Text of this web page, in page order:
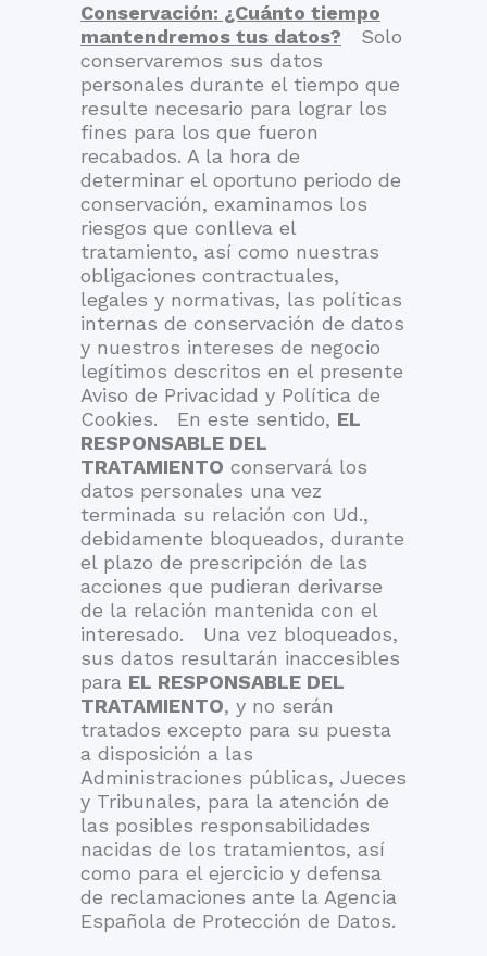
Conservación: ¿Cuánto tiempo
mantendremos tus datos? Solo
conservaremos sus datos
personales durante el tiempo que
resulte necesario para lograr los
fines para los que fueron
recabados. A la hora de
determinar el oportuno periodo de
conservación, examinamos los
riesgos que conlleva el
tratamiento, así como nuestras
obligaciones contractuales,
legales y normativas, las políticas
internas de conservación de datos
y nuestros intereses de negocio
legítimos descritos en el presente
Aviso de Privacidad y Política de
Cookies. En este sentido, EL
RESPONSABLE DEL
TRATAMIENTO conservará los
datos personales una vez
terminada su relación con Ud.,
debidamente bloqueados, durante
el plazo de prescripción de las
acciones que pudieran derivarse
de la relación mantenida con el
interesado. Una vez bloqueados,
sus datos resultarán inaccesibles
para EL RESPONSABLE DEL
TRATAMIENTO, y no serán
tratados excepto para su puesta
a disposición a las
Administraciones públicas, Jueces
y Tribunales, para la atención de
las posibles responsabilidades
nacidas de los tratamientos, así
como para el ejercicio y defensa
de reclamaciones ante la Agencia
Española de Protección de Datos.